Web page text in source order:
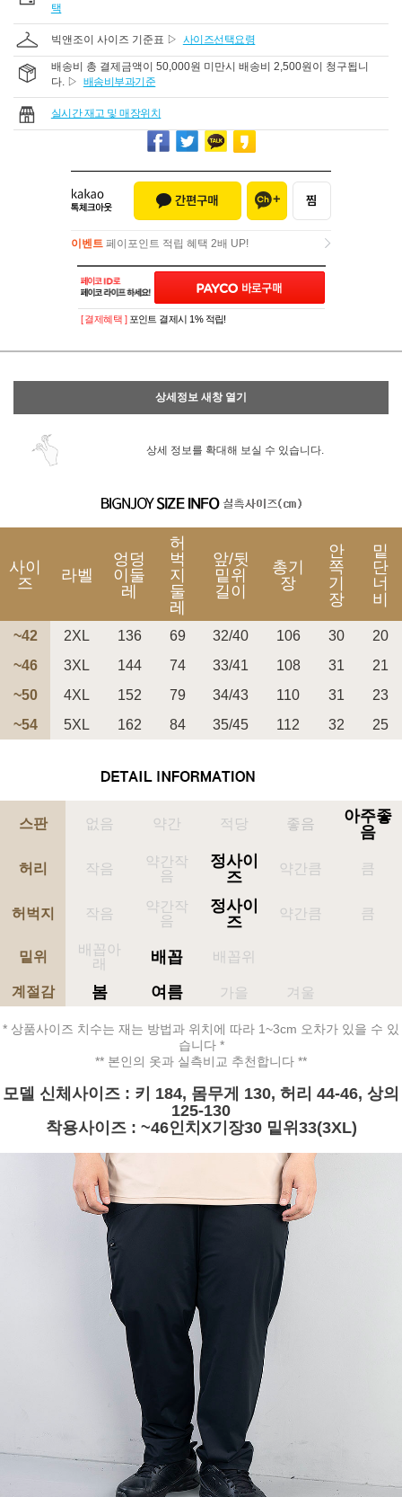
택
빅앤조이 사이즈 기준표 ▷ 사이즈선택요령
배송비 총 결제금액이 50,000원 미만시 배송비 2,500원이 청구됩니
다. ▷ 배송비부과기준
실시간 재고 및 매장위치
이벤트 페이포인트 적립 혜택 2배 UP!
이벤트페이포인트 적립 혜택 2배 UP!
페이코 ID로 페
PAYCO 바로구매
[ 결제혜택 ] 포인트 결제시 1% 적립!
상세정보 새창 열기
상세 정보를 확대해 보실 수 있습니다.
사이
즈
라벨
엉덩
이둘
레
허
벅
지
둘
레
앞/뒷
밑위
길이
총기
장
안
쪽
기
장
밑
단
너
비
~42 2XL 136 69 32/40 106 30
20
~46
3XL 144 74 33/41 108 31
21
~50
4XL 152 79 34/43 110 31
23
~54
5XL 162 84 35/45 112 32 25
스판 없음 약간 적당 좋음
아주좋
음
허리 작음
약간작
음
정사이
즈
약간큼 큼
허벅지 작음
약간작
음
정사이
즈
약간큼 큼
밑위
배꼽아
래
배꼽 배꼽위
계절감 봄 여름 가을 겨울
* 상품사이즈 치수는 재는 방법과 위치에 따라 1~3cm 오차가 있을 수 있
습니다 *
** 본인의 옷과 실측비교 추천합니다 **
모델 신체사이즈 : 키 184, 몸무게 130, 허리 44-46, 상의
125-130
착용사이즈 : ~46인치X기장30 밑위33(3XL)